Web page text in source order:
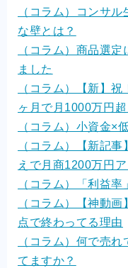
（コラム）コンサ
な壁とは？
（コラム）商品選
ました
（コラム）【新】
ヶ月で月1000万円
（コラム）小資金×
（コラム）【新記
えで月商1200万円
（コラム）「利益率
（コラム）【神動
点で終わってる理由
（コラム）何で売
てますか？